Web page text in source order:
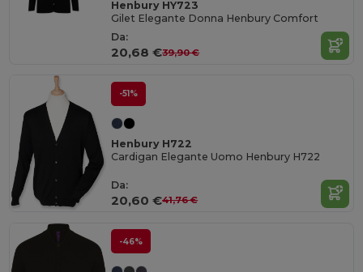
Henbury HY723
Gilet Elegante Donna Henbury Comfort
Da:
20,68 €39,90 €
-51%
Henbury H722
Cardigan Elegante Uomo Henbury H722
Da:
20,60 €41,76 €
-46%